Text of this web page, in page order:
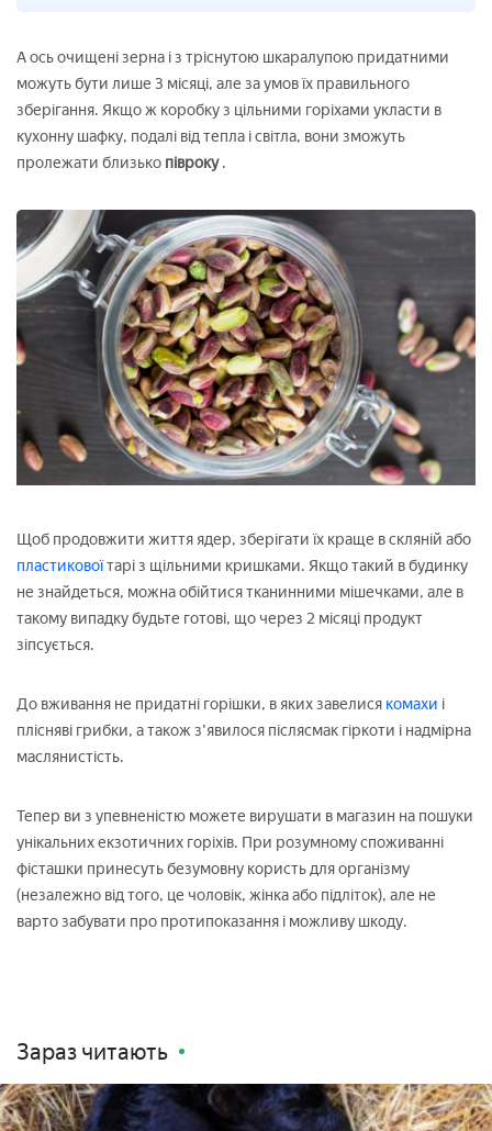
А ось очищені зерна і з тріснутою шкаралупою придатними
можуть бути лише 3 місяці, але за умов їх правильного
зберігання. Якщо ж коробку з цільними горіхами укласти в
кухонну шафку, подалі від тепла і світла, вони зможуть
пролежати близько півроку.
Щоб продовжити життя ядер, зберігати їх краще в скляній або
пластиковоїтарі з щільними кришками. Якщо такий в будинку
не знайдеться, можна обійтися тканинними мішечками, але в
такому випадку будьте готові, що через 2 місяці продукт
зіпсується.
До вживання не придатні горішки, в яких завелися комахи і
плісняві грибки, а також з'явилося післясмак гіркоти і надмірна
маслянистість.
Тепер ви з упевненістю можете вирушати в магазин на пошуки
унікальних екзотичних горіхів. При розумному споживанні
фісташки принесуть безумовну користь для організму
(незалежно від того, це чоловік, жінка або підліток), але не
варто забувати про протипоказання і можливу шкоду.
Зараз читають